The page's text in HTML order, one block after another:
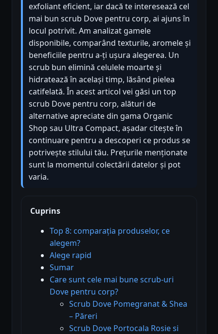
exfoliant eficient, iar dacă te interesează cel
mai bun scrub Dove pentru corp, ai ajuns în
locul potrivit. Am analizat gamele
disponibile, comparând texturile, aromele și
beneficiile pentru a-ți ușura alegerea. Un
scrub bun elimină celulele moarte și
hidratează în același timp, lăsând pielea
catifelată. În acest articol vei găsi un top
scrub Dove pentru corp, alături de
alternative apreciate din gama Organic
Shop sau Ultra Compact, așadar citește în
continuare pentru a descoperi ce produs se
potrivește stilului tău. Prețurile menționate
sunt la momentul colectării datelor și pot
varia.
Cuprins
Top 8: comparația produselor, ce
alegem?
Alege rapid
Sumar
Care sunt cele mai bune scrub-uri
Dove pentru corp?
Scrub Dove Pomegranat & Shea
– Păreri
Scrub Dove Portocala Rosie si